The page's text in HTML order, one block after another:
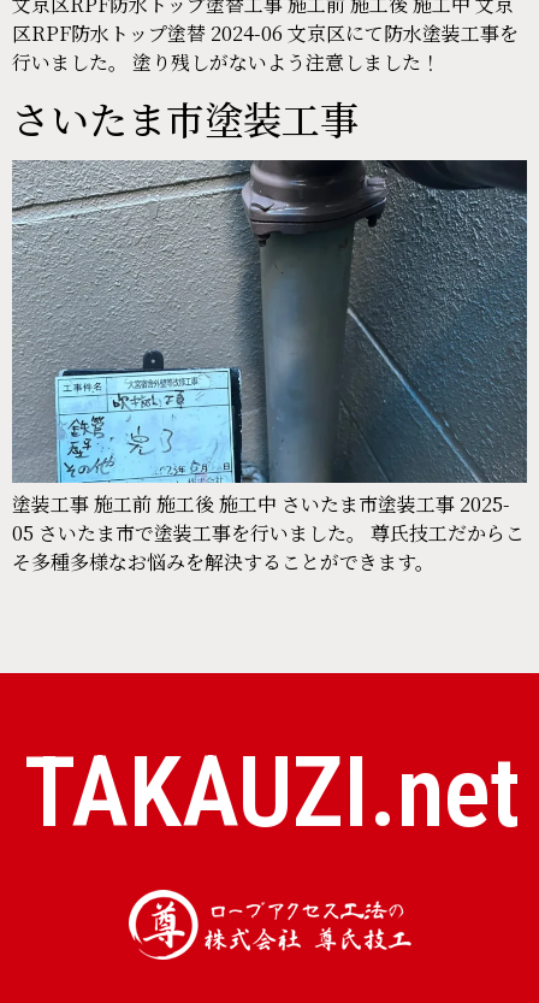
区RPF防水トップ塗替 2024-06 文京区にて防水塗装工事を
行いました。 塗り残しがないよう注意しました！
さいたま市塗装工事
塗装工事 施工前 施工後 施工中 さいたま市塗装工事 2025-
05 さいたま市で塗装工事を行いました。 尊氏技工だからこ
そ多種多様なお悩みを解決することができます。
TAKAUZI.net